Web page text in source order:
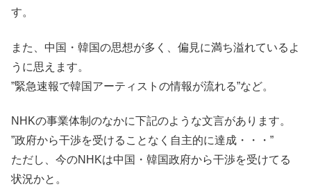
す。
また、中国・韓国の思想が多く、偏見に満ち溢れているよ
うに思えます。
”緊急速報で韓国アーティストの情報が流れる”など。
NHKの事業体制のなかに下記のような文言があります。
”政府から干渉を受けることなく自主的に達成・・・”
ただし、今のNHKは中国・韓国政府から干渉を受けてる
状況かと。